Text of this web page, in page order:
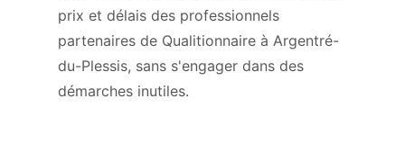
prix et délais des professionnels
partenaires de Qualitionnaire à Argentré-
du-Plessis, sans s'engager dans des
démarches inutiles.